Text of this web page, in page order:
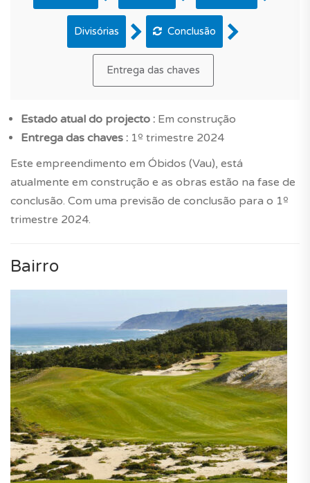
Divisórias Conclusão
Entrega das chaves
Estado atual do projecto : Em construção
Entrega das chaves : 1º trimestre 2024
Este empreendimento em Óbidos (Vau), está
atualmente em construção e as obras estão na fase de
conclusão. Com uma previsão de conclusão para o 1º
trimestre 2024.
Bairro